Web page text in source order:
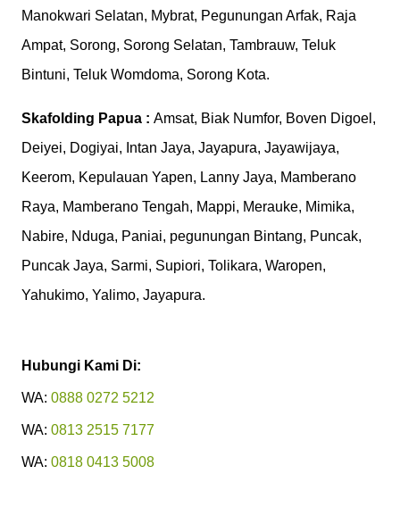
Manokwari Selatan, Mybrat, Pegunungan Arfak, Raja
Ampat, Sorong, Sorong Selatan, Tambrauw, Teluk
Bintuni, Teluk Womdoma, Sorong Kota.
Skafolding Papua : Amsat, Biak Numfor, Boven Digoel,
Deiyei, Dogiyai, Intan Jaya, Jayapura, Jayawijaya,
Keerom, Kepulauan Yapen, Lanny Jaya, Mamberano
Raya, Mamberano Tengah, Mappi, Merauke, Mimika,
Nabire, Nduga, Paniai, pegunungan Bintang, Puncak,
Puncak Jaya, Sarmi, Supiori, Tolikara, Waropen,
Yahukimo, Yalimo, Jayapura.
Hubungi Kami Di:
WA: 0888 0272 5212
WA: 0813 2515 7177
WA: 0818 0413 5008